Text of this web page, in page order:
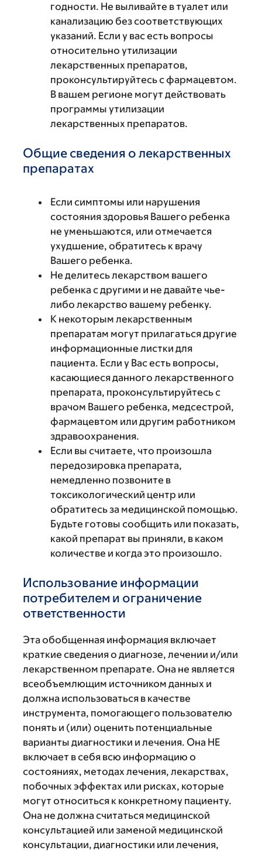
годности. Не выливайте в туалет или
канализацию без соответствующих
указаний. Если у вас есть вопросы
относительно утилизации
лекарственных препаратов,
проконсультируйтесь с фармацевтом.
В вашем регионе могут действовать
программы утилизации
лекарственных препаратов.
Общие сведения о лекарственных
препаратах
Если симптомы или нарушения
состояния здоровья Вашего ребенка
не уменьшаются, или отмечается
ухудшение, обратитесь к врачу
Вашего ребенка.
Не делитесь лекарством вашего
ребенка с другими и не давайте чье-
либо лекарство вашему ребенку.
К некоторым лекарственным
препаратам могут прилагаться другие
информационные листки для
пациента. Если у Вас есть вопросы,
касающиеся данного лекарственного
препарата, проконсультируйтесь с
врачом Вашего ребенка, медсестрой,
фармацевтом или другим работником
здравоохранения.
Если вы считаете, что произошла
передозировка препарата,
немедленно позвоните в
токсикологический центр или
обратитесь за медицинской помощью.
Будьте готовы сообщить или показать,
какой препарат вы приняли, в каком
количестве и когда это произошло.
Использование информации
потребителем и ограничение
ответственности
Эта обобщенная информация включает
краткие сведения о диагнозе, лечении и/или
лекарственном препарате. Она не является
всеобъемлющим источником данных и
должна использоваться в качестве
инструмента, помогающего пользователю
понять и (или) оценить потенциальные
варианты диагностики и лечения. Она НЕ
включает в себя всю информацию о
состояниях, методах лечения, лекарствах,
побочных эффектах или рисках, которые
могут относиться к конкретному пациенту.
Она не должна считаться медицинской
консультацией или заменой медицинской
консультации, диагностики или лечения,